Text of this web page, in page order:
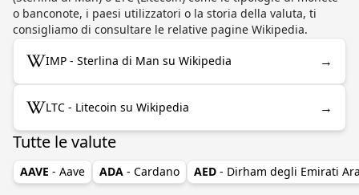
o banconote, i paesi utilizzatori o la storia della valuta, ti
consigliamo di consultare le relative pagine Wikipedia.
IMP - Sterlina di Man su Wikipedia →
LTC - Litecoin su Wikipedia →
Tutte le valute
AAVE - Aave ADA - Cardano AED - Dirham degli Emirati